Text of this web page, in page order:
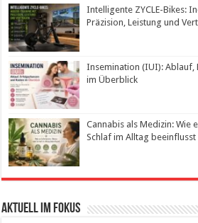
Intelligente ZYCLE-Bikes:
Präzision, Leistung und
Insemination (IUI): Ablauf,
im Überblick
Cannabis als Medizin: Wie
Schlaf im Alltag beeinflusst
Aktuell im Fokus